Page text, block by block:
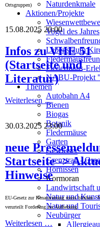
Naturdenkmale
Aktionen/Projekte
Vogel des Jahres
Lebensraum
Fledermaus-
NABU-Projekt
Themen
Autobahn A4
Bienen
Biogas
Botanik
Fledermäuse
Garten
Gewässer
Grenztrail -
Hornissen
Kormoran
Landwirtschaft
Natur und Kunst
Natur und
Neubürger
Ortsgruppen)
15.08.2025 20:00
Infos zu VHE 51
(Startseite und
Literatur)
Weiterlesen …
30.03.2025 23:00
neue
Startseite ->
Hinweise
EU-Gesetz zur Renaturierung muss bleiben -
verurteilt Forderung zur Aufhebung
Weiterlesen …